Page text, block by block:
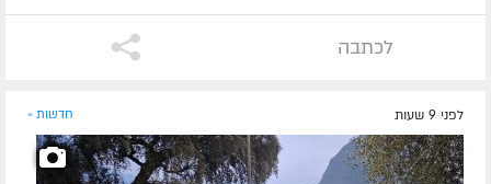
לכתבה
לפני 9 שעות חדשות »